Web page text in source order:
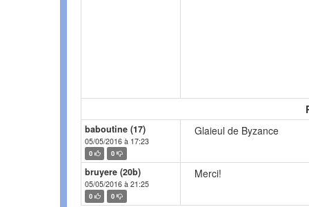
baboutine (17)
05/05/2016 à 17:23
0 0
Glaieul de Byzance
bruyere (20b)
05/05/2016 à 21:25
0 0
Merci!